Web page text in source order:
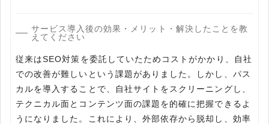
サービス導入後の効果・メリット・解決したことを教
えてください
従来はSEO対策を委託していたためコストがかかり、自社
での改善が難しいという課題がありました。しかし、パス
カルを導入することで、自社サイトをスクリーニングし、
テクニカル面とコンテンツ面の課題を的確に把握できるよ
うになりました。これにより、外部依存から脱却し、効率